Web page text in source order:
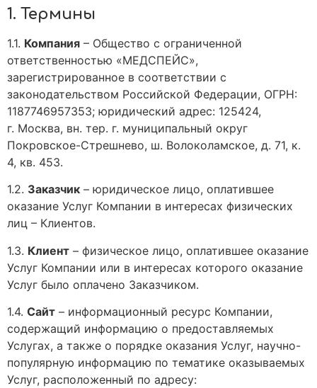
1. Термины
1.1. Компания – Общество с ограниченной
ответственностью «МЕДСПЕЙС»,
зарегистрированное в соответствии с
законодательством Российской Федерации, ОГРН:
1187746957353; юридический адрес: 125424,
г. Москва, вн. тер. г. муниципальный округ
Покровское-Стрешнево, ш. Волоколамское, д. 71, к.
4, кв. 453.
1.2. Заказчик – юридическое лицо, оплатившее
оказание Услуг Компании в интересах физических
лиц – Клиентов.
1.3. Клиент – физическое лицо, оплатившее оказание
Услуг Компании или в интересах которого оказание
Услуг было оплачено Заказчиком.
1.4. Сайт – информационный ресурс Компании,
содержащий информацию о предоставляемых
Услугах, а также о порядке оказания Услуг, научно-
популярную информацию по тематике оказываемых
Услуг, расположенный по адресу: